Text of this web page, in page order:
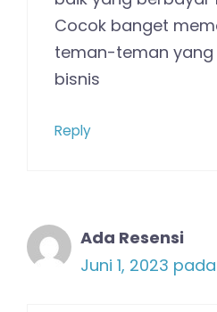
Cocok banget
teman-teman yang
bisnis
Reply
Ada Resensi
Juni 1, 2023